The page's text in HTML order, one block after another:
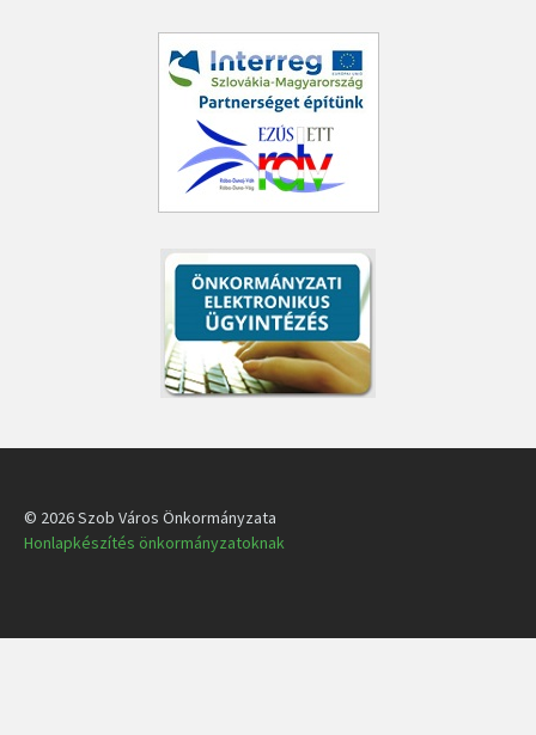
© 2026 Szob Város Önkormányzata
Honlapkészítés önkormányzatoknak